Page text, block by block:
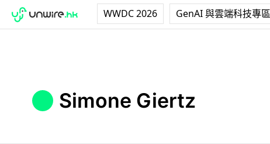
WWDC 2026 GenAI 與雲端科技專區
Simone Giertz